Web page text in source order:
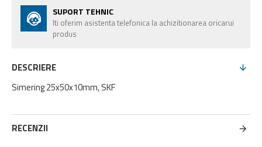
SUPORT TEHNIC
Iti oferim asistenta telefonica la achizitionarea oricarui
produs
DESCRIERE
Simering 25x50x10mm, SKF
RECENZII